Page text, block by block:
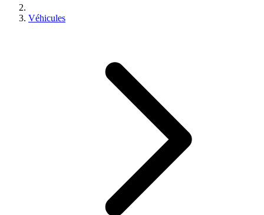
Véhicules